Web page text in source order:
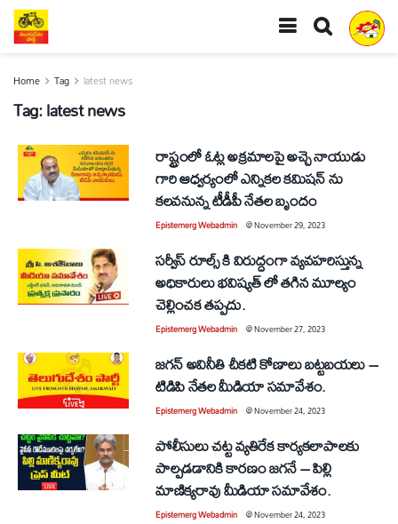
Home Tag latest news
Tag:latest news
రాష్ట్రంలో ఓట్ల అక్రమాలపై అచ్చె నాయుడు
గారి ఆధ్వర్యంలో ఎన్నికల కమిషన్ ను
కలవనున్న టీడీపీ నేతల బృందం
Epistemerg Webadmin @November 29, 2023
సర్వీస్ రూల్స్ కి విరుద్దంగా వ్యవహరిస్తున్న
అధికారులు భవిష్యత్ లో తగిన మూల్యం
చెల్లించక తప్పదు.
Epistemerg Webadmin @November 27, 2023
జగన్ అవినీతి చీకటి కోణాలు బట్టబయలు –
టిడిపి నేతల మీడియా సమావేశం.
Epistemerg Webadmin @November 24, 2023
పోలీసులు చట్ట వ్యతిరేక కార్యకలాపాలకు
పాల్పడడానికి కారణం జగనే – పిల్లి
మాణిక్యరావు మీడియా సమావేశం.
Epistemerg Webadmin @November 24, 2023